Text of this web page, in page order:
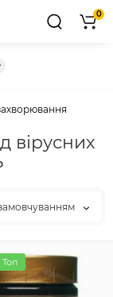
0
вірусних
Топ